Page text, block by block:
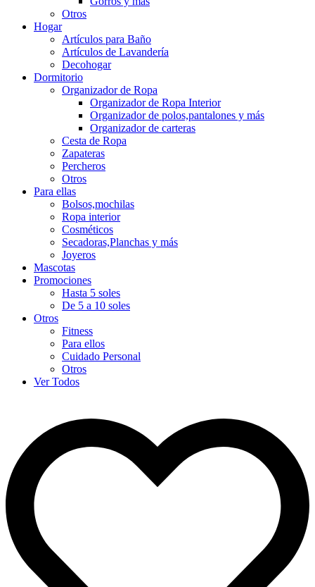
Otros
Hogar
Artículos para Baño
Artículos de Lavandería
Decohogar
Dormitorio
Organizador de Ropa
Organizador de Ropa Interior
Organizador de polos,pantalones y más
Organizador de carteras
Cesta de Ropa
Zapateras
Percheros
Otros
Para ellas
Bolsos,mochilas
Ropa interior
Cosméticos
Secadoras,Planchas y más
Joyeros
Mascotas
Promociones
Hasta 5 soles
De 5 a 10 soles
Otros
Fitness
Para ellos
Cuidado Personal
Otros
Ver Todos